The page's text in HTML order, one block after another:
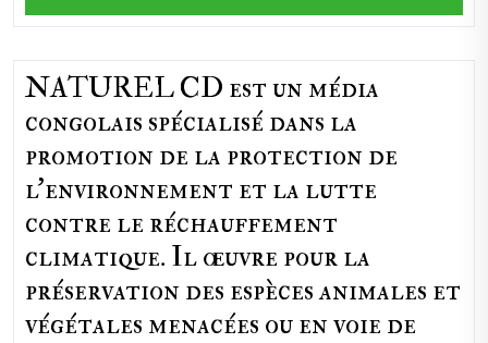
NATUREL CD est un média
congolais spécialisé dans la
promotion de la protection de
l’environnement et la lutte
contre le réchauffement
climatique. Il œuvre pour la
préservation des espèces animales et
végétales menacées ou en voie de